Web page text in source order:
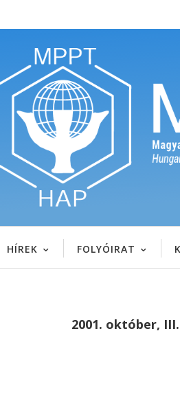
HÍREK FOLYÓIRAT
2001. október,